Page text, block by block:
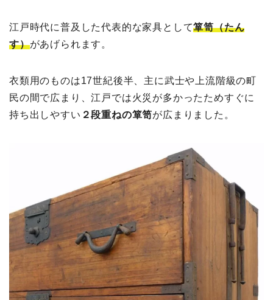
江戸時代に普及した代表的な家具として箪笥（たん
す）があげられます。
衣類用のものは17世紀後半、主に武士や上流階級の町
民の間で広まり、江戸では火災が多かったためすぐに
持ち出しやすい ２段重ねの箪笥が広まりました。